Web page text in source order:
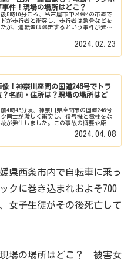
件！現場の場所はどこ？
5時10分ごろ、名古屋市中区栄4の市道で
が歩行者と衝突し、歩行者は鎖骨などを
が、運転者は逃走するという事件が発生
2024.02.23
！神奈川座間の国道246号でトラ
？名前・住所は？現場の場所はど
4時45分頃、神奈川県座間市の国道246号
同士が激しく衝突し、信号機と電柱をな
が発生しました。この事故の概要や原因
所は？ ...
2024.04.08
県西条市内で自転車に乗っ
クに巻き込まれおよそ700
女子生徒がその後死亡して
場の場所はどこ？ 被害女